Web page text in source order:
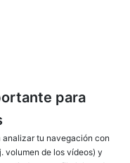
para
tu navegación con
volumen de los vídeos) y